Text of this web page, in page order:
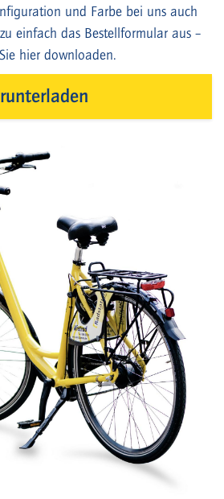
und Farbe bei uns auch
einfach das Bestellformular aus –
hier downloaden.